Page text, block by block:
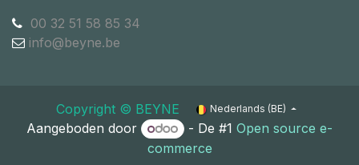
00 32 51 58 85 34
info@beyne.be
Copyright ©​ ​BEYNE Nederlands (BE)
Aangeboden door - De #1Open source e-
commerce